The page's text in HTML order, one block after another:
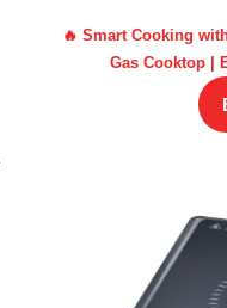
🔥 Smart Cooking
Gas Cooktop |